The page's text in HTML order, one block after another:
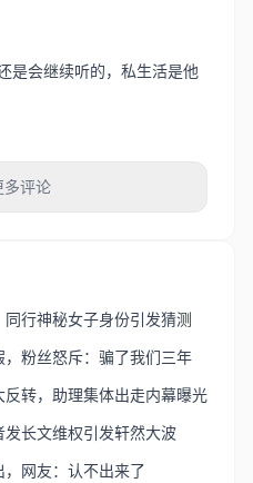
是会继续听的，私生活是他
多评论
行神秘女子身份引发猜测
粉丝怒斥：骗了我们三年
转，助理集体出走内幕曝光
长文维权引发轩然大波
网友：认不出来了